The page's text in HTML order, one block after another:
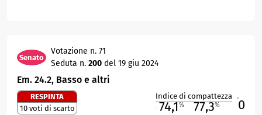
Senato
Votazione n. 71
Seduta n. 200 del 19 giu 2024
Em. 24.2, Basso e altri
RESPINTA
10 voti di scarto
Indice di compattezza
74,1% 77,3% 0